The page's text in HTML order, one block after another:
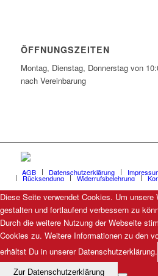
ÖFFNUNGSZEITEN
Montag, Dienstag, Donnerstag von
nach Vereinbarung
AGB Datenschutzerklärung
Rücksendung Widerrufsbelehrung
Diese Seite verwendet Cookies. Um
gestalten und fortlaufend verbessern zu
Durch die weitere Nutzung der Webseite
Cookies zu. Weitere Informationen zu den
erhältst Du in unserer Datenschutzerklärung.
Zur Datenschutzerklärung